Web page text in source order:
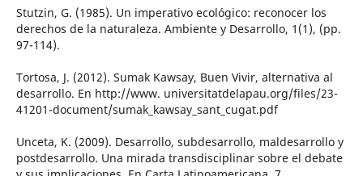
Stutzin, G. (1985). Un imperativo ecológico: reconocer los
derechos de la naturaleza. Ambiente y Desarrollo, 1(1), (pp.
97-114).
Tortosa, J. (2012). Sumak Kawsay, Buen Vivir, alternativa al
desarrollo. En http://www. universitatdelapau.org/files/23-
41201-document/sumak_kawsay_sant_cugat.pdf
Unceta, K. (2009). Desarrollo, subdesarrollo, maldesarrollo y
postdesarrollo. Una mirada transdisciplinar sobre el debate